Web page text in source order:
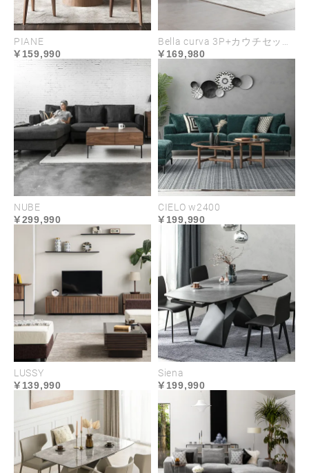
PIANE
159,990 169,980
NUBE
299,990
CIELO w2400
199,990
LUSSY
139,990
Siena
199,990